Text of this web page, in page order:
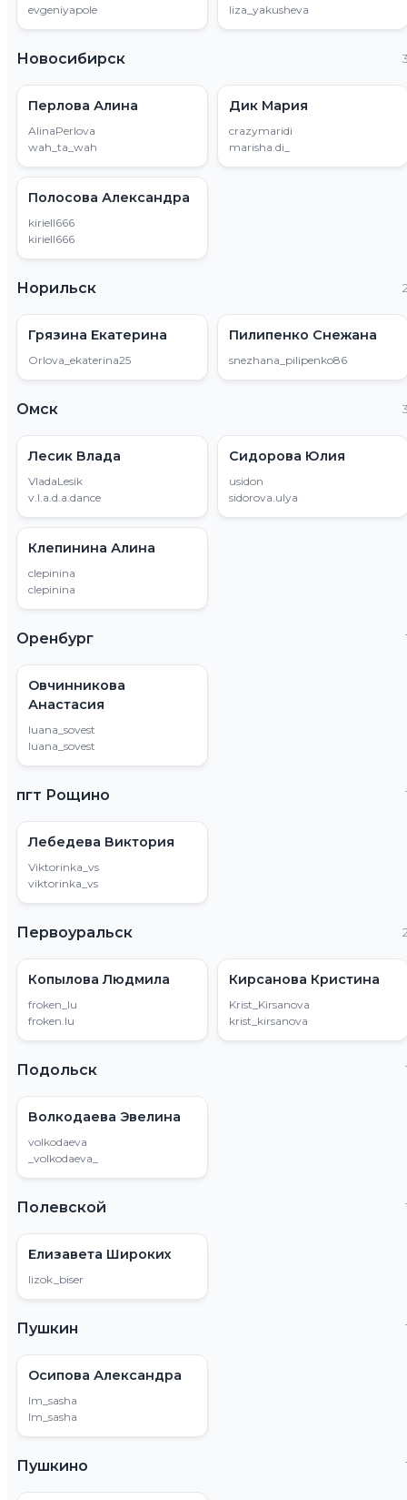
evgeniyapole
liza_yakusheva
Новосибирск
Перлова Алина
AlinaPerlova
wah_ta_wah
Дик Мария
crazymaridi
marisha.di_
Полосова Александра
kiriell666
kiriell666
Норильск
Грязина Екатерина
Orlova_ekaterina25
Пилипенко Снежана
snezhana_pilipenko86
Омск
Лесик Влада
VladaLesik
v.l.a.d.a.dance
Сидорова Юлия
usidon
sidorova.ulya
Клепинина Алина
clepinina
clepinina
Оренбург
Овчинникова
Анастасия
luana_sovest
luana_sovest
пгт Рощино
Лебедева Виктория
Viktorinka_vs
viktorinka_vs
Первоуральск
Копылова Людмила
froken_lu
froken.lu
Кирсанова Кристина
Krist_Kirsanova
krist_kirsanova
Подольск
Волкодаева Эвелина
volkodaeva
_volkodaeva_
Полевской
Елизавета Широких
lizok_biser
Пушкин
Осипова Александра
lm_sasha
lm_sasha
Пушкино